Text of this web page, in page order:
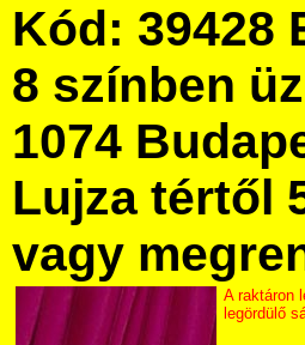
Kód: 39428
8 színben
1074
Lujza tértől
vagy
A raktáron
legördülő